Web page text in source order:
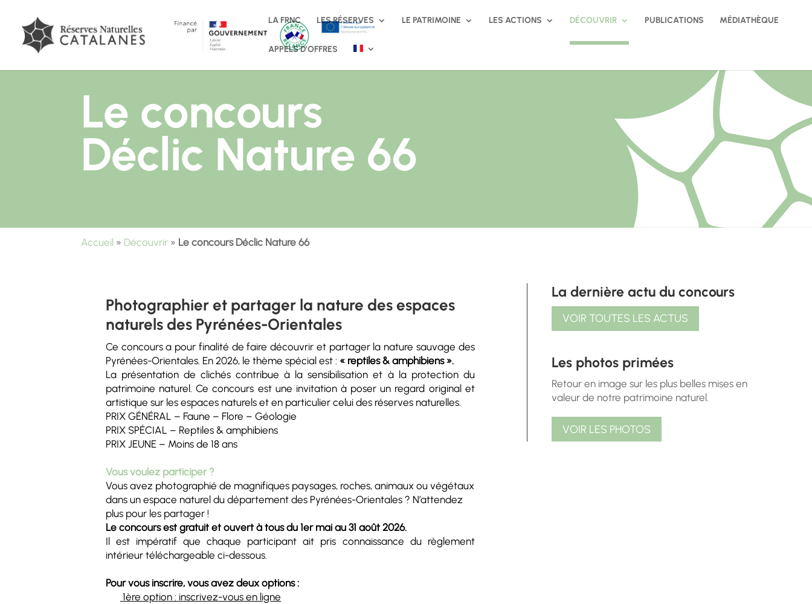
LA FRNC LES RÉSERVES LE PATRIMOINE LES ACTIONS DÉCOUVRIR PUBLICATIONS MÉDIATHÈQUE
APPELS D’OFFRES
Le concours
Déclic Nature 66
Accueil » Découvrir » Le concours Déclic Nature 66
Photographier et partager la nature des espaces
naturels des Pyrénées-Orientales
Ce concours a pour finalité de faire découvrir et partager la nature sauvage des
Pyrénées-Orientales. En 2026, le thème spécial est : « reptiles & amphibiens ».
La présentation de clichés contribue à la sensibilisation et à la protection du
patrimoine naturel. Ce concours est une invitation à poser un regard original et
artistique sur les espaces naturels et en particulier celui des réserves naturelles.
PRIX GÉNÉRAL – Faune – Flore – Géologie
PRIX SPÉCIAL – Reptiles & amphibiens
PRIX JEUNE – Moins de 18 ans
Vous voulez participer ?
Vous avez photographié de magnifiques paysages, roches, animaux ou végétaux
dans un espace naturel du département des Pyrénées-Orientales ? N’attendez
plus pour les partager !
Le concours est gratuit et ouvert à tous du 1er mai au 31 août 2026.
Il est impératif que chaque participant ait pris connaissance du règlement
intérieur téléchargeable ci-dessous.
Pour vous inscrire, vous avez deux options :
1ère option : inscrivez-vous en ligne
La dernière actu du concours
VOIR TOUTES LES ACTUS
Les photos primées
Retour en image sur les plus belles mises en
valeur de notre patrimoine naturel.
VOIR LES PHOTOS